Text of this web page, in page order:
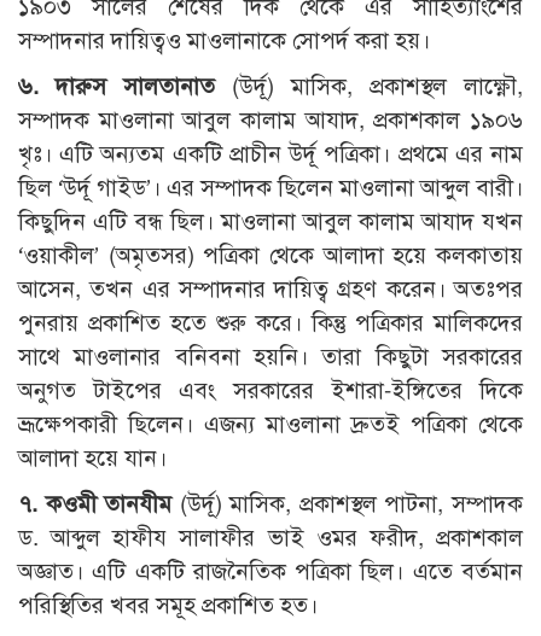
১৯০৩ সালের শেষের দিক থেকে এর সাহিত্যাংশের
সম্পাদনার দায়িত্বও মাওলানাকে সোপর্দ করা হয়।
৬. দারুস সালতানাত(উর্দূ) মাসিক, প্রকাশস্থল লাক্ষ্ণৌ,
সম্পাদক মাওলানা আবুল কালাম আযাদ, প্রকাশকাল ১৯০৬
খৃঃ। এটি অন্যতম একটি প্রাচীন উর্দূ পত্রিকা। প্রথমে এর নাম
ছিল ‘উর্দূ গাইড’। এর সম্পাদক ছিলেন মাওলানা আব্দুল বারী।
কিছুদিন এটি বন্ধ ছিল। মাওলানা আবুল কালাম আযাদ যখন
‘ওয়াকীল’ (অমৃতসর) পত্রিকা থেকে আলাদা হয়ে কলকাতায়
আসেন, তখন এর সম্পাদনার দায়িত্ব গ্রহণ করেন। অতঃপর
পুনরায় প্রকাশিত হতে শুরু করে। কিন্তু পত্রিকার মালিকদের
সাথে মাওলানার বনিবনা হয়নি। তারা কিছুটা সরকারের
অনুগত টাইপের এবং সরকারের ইশারা-ইঙ্গিতের দিকে
ভ্রূক্ষেপকারী ছিলেন। এজন্য মাওলানা দ্রুতই পত্রিকা থেকে
আলাদা হয়ে যান।
৭. কওমী তানযীম(উর্দূ) মাসিক, প্রকাশস্থল পাটনা, সম্পাদক
ড. আব্দুল হাফীয সালাফীর ভাই ওমর ফরীদ, প্রকাশকাল
অজ্ঞাত। এটি একটি রাজনৈতিক পত্রিকা ছিল। এতে বর্তমান
পরিস্থিতির খবর সমূহ প্রকাশিত হত।